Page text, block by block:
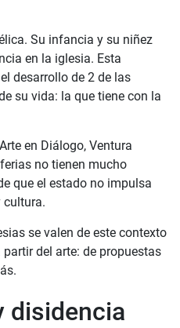
Su infancia y su niñez
en la iglesia. Esta
desarrollo de 2 de las
su vida: la que tiene con la
en Diálogo, Ventura
no tienen mucho
que el estado no impulsa
cultura.
se valen de este contexto
del arte: de propuestas
disidencia